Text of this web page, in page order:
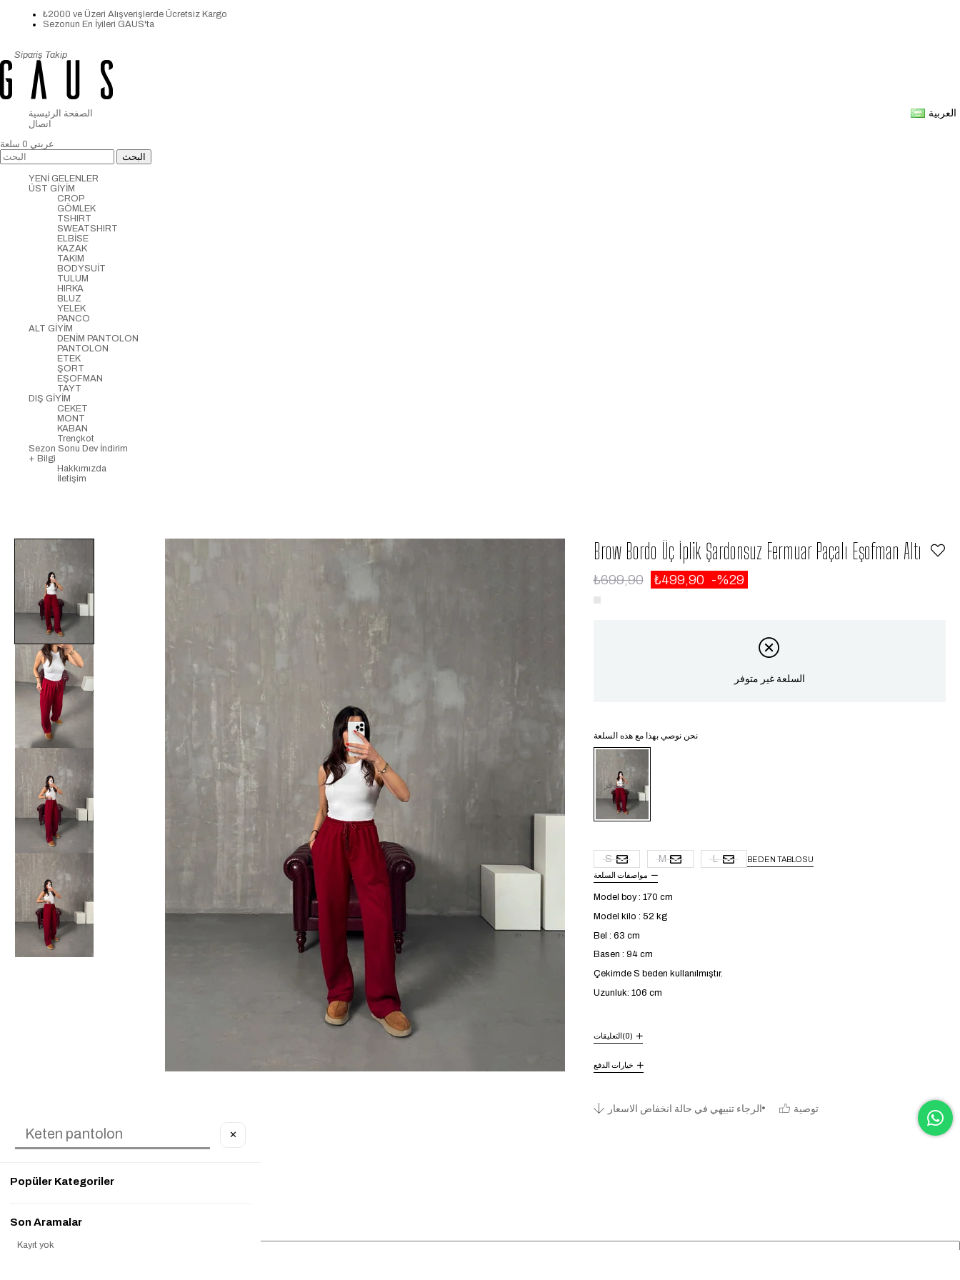
₺2000 ve Üzeri Alışverişlerde Ücretsiz Kargo
Sezonun En İyileri GAUS'ta
Sipariş Takip
العربية
الصفحة الرئيسية
اتصال
عربتي 0 سلعة
YENİ GELENLER
ÜST GİYİM
CROP
GÖMLEK
TSHIRT
SWEATSHIRT
ELBİSE
KAZAK
TAKIM
BODYSUİT
TULUM
HIRKA
BLUZ
YELEK
PANCO
ALT GİYİM
DENİM PANTOLON
PANTOLON
ETEK
ŞORT
EŞOFMAN
TAYT
DIŞ GİYİM
CEKET
MONT
KABAN
Trençkot
Sezon Sonu Dev İndirim
+ Bilgi
Hakkımızda
İletişim
Brow Bordo Üç İplik Şardonsuz Fermuar Paçalı Eşofman Altı
₺699,90 ₺499,90 29
السلعة غير متوفر
نحن نوصي بهذا مع هذه السلعة
غير متوفر
S M L
BEDEN TABLOSU
مواصفات السلعة
Model boy : 170 cm
Model kilo : 52 kg
Bel : 63 cm
Basen : 94 cm
Çekimde S beden kullanılmıştır.
Uzunluk: 106 cm
التعليقات(0)
خيارات الدفع
الرجاء تنبيهي في حالة انخفاض الاسعار توصية
✕
Popüler Kategoriler
Son Aramalar
Kayıt yok